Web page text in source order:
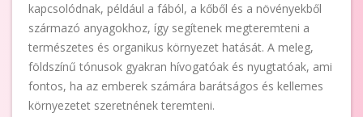
kapcsolódnak, például a fából, a kőből és a növényekből
származó anyagokhoz, így segítenek megteremteni a
természetes és organikus környezet hatását. A meleg,
földszínű tónusok gyakran hívogatóak és nyugtatóak, ami
fontos, ha az emberek számára barátságos és kellemes
környezetet szeretnének teremteni.